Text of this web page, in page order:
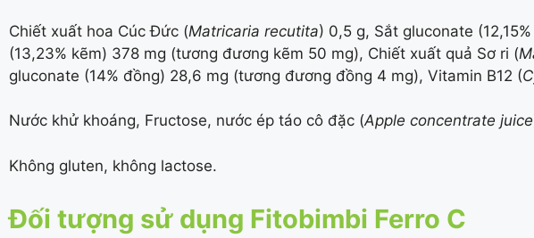
Chiết xuất hoa Cúc Đức (Matricaria recutita) 0,5 g, Sắt gluconate (12,15%
(13,23% kẽm) 378 mg (tương đương kẽm 50 mg), Chiết xuất quả Sơ ri (
gluconate (14% đồng) 28,6 mg (tương đương đồng 4 mg), Vitamin B12 (
Nước khử khoáng, Fructose, nước ép táo cô đặc (Apple concentrate juice
Không gluten, không lactose.
Đối tượng sử dụng Fitobimbi Ferro C